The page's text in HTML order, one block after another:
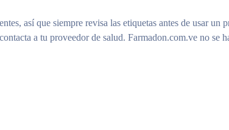
así que siempre revisa las etiquetas antes de usar un
a tu proveedor de salud. Farmadon.com.ve no se